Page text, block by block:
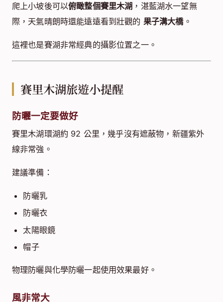
爬上小坡後可以俯瞰整個賽里木湖 ，湛藍湖水一望無
際，天氣晴朗時還能遠遠看到壯觀的 果子溝大橋。
這裡也是賽湖非常經典的攝影位置之一。
賽里木湖旅遊小提醒
防曬一定要做好
賽里木湖環湖約 92 公里，幾乎沒有遮蔽物，新疆紫外
線非常強。
建議準備：
防曬乳
防曬衣
太陽眼鏡
帽子
物理防曬與化學防曬一起使用效果最好。
風非常大